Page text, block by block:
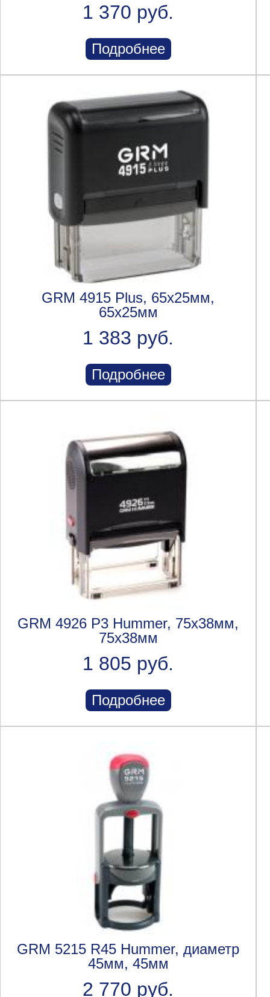
1 370 руб.
Подробнее
GRM 4915 Plus, 65х25мм,
65x25мм
1 383 руб.
Подробнее
GRM 4926 P3 Hummer, 75х38мм,
75x38мм
1 805 руб.
Подробнее
GRM 5215 R45 Hummer, диаметр
45мм, 45мм
2 770 руб.